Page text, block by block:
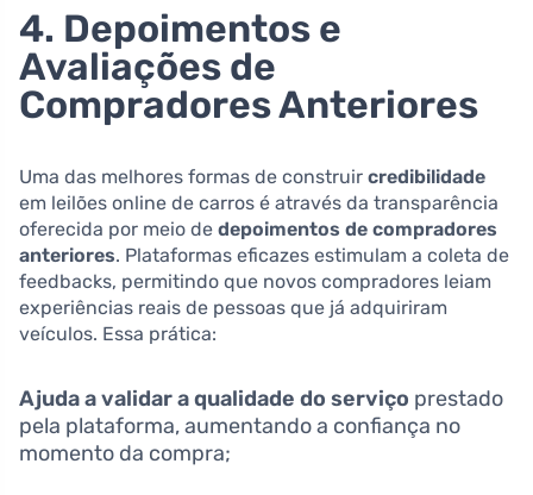
4. Depoimentos e
Avaliações de
Compradores Anteriores
Uma das melhores formas de construir credibilidade
em leilões online de carros é através da transparência
oferecida por meio de depoimentos de compradores
anteriores. Plataformas eficazes estimulam a coleta de
feedbacks, permitindo que novos compradores leiam
experiências reais de pessoas que já adquiriram
veículos. Essa prática:
Ajuda a validar a qualidade do serviço prestado
pela plataforma, aumentando a confiança no
momento da compra;